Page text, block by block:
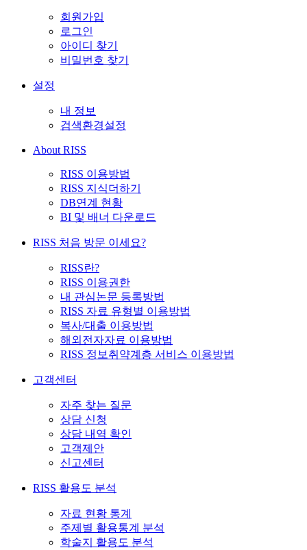
회원가입
로그인
아이디 찾기
비밀번호 찾기
설정
내 정보
검색환경설정
About RISS
RISS 이용방법
RISS 지식더하기
DB연계 현황
BI 및 배너 다운로드
RISS 처음 방문 이세요?
RISS란?
RISS 이용권한
내 관심논문 등록방법
RISS 자료 유형별 이용방법
복사/대출 이용방법
해외전자자료 이용방법
RISS 정보취약계층 서비스 이용방법
고객센터
자주 찾는 질문
상담 신청
상담 내역 확인
고객제안
신고센터
RISS 활용도 분석
자료 현황 통계
주제별 활용통계 분석
학술지 활용도 분석